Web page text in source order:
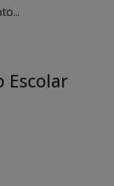
Escolar